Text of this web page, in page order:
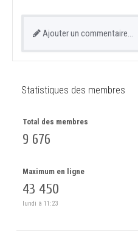
Ajouter un commentaire…
Statistiques des membres
Total des membres
9 676
Maximum en ligne
43 450
lundi à 11:23